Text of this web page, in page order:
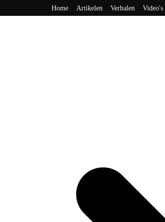
Home Artikelen Verhalen Video's